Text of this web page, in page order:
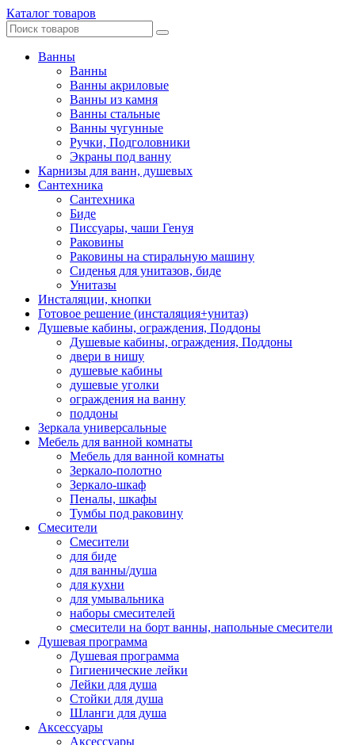
Каталог товаров
Ванны
Ванны
Ванны акриловые
Ванны из камня
Ванны стальные
Ванны чугунные
Ручки, Подголовники
Экраны под ванну
Карнизы для ванн, душевых
Сантехника
Сантехника
Биде
Писсуары, чаши Генуя
Раковины
Раковины на стиральную машину
Сиденья для унитазов, биде
Унитазы
Инсталяции, кнопки
Готовое решение (инсталяция+унитаз)
Душевые кабины, ограждения, Поддоны
Душевые кабины, ограждения, Поддоны
двери в нишу
душевые кабины
душевые уголки
ограждения на ванну
поддоны
Зеркала универсальные
Мебель для ванной комнаты
Мебель для ванной комнаты
Зеркало-полотно
Зеркало-шкаф
Пеналы, шкафы
Тумбы под раковину
Смесители
Смесители
для биде
для ванны/душа
для кухни
для умывальника
наборы смесителей
смесители на борт ванны, напольные смесители
Душевая программа
Душевая программа
Гигиенические лейки
Лейки для душа
Стойки для душа
Шланги для душа
Аксессуары
Аксессуары